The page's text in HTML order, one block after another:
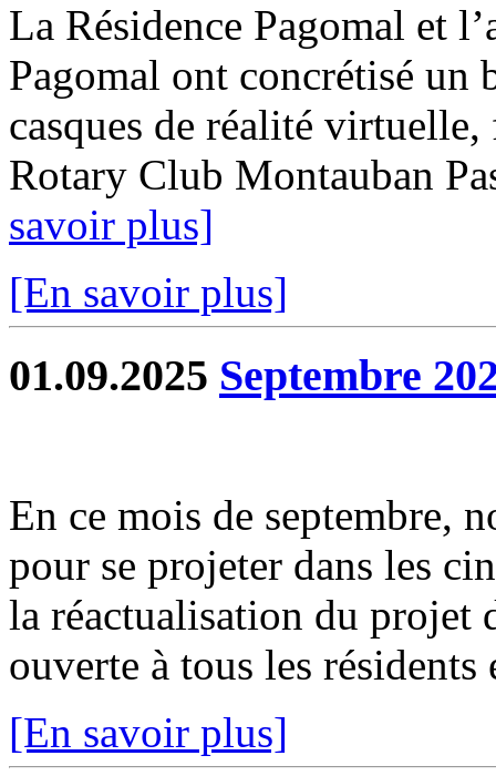
La Résidence Pagomal et
Pagomal ont concrétisé un
casques de réalité
Rotary Club Montauban
savoir plus]
[En savoir plus]
01.09.2025 Septembre
En ce mois de septembre,
pour se projeter dans les
la réactualisation du projet
ouverte à tous les résidents
[En savoir plus]